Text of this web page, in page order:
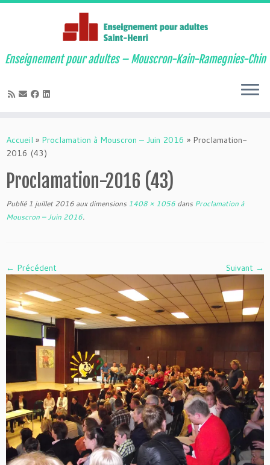
au
contenu
Enseignement pour adultes – Mouscron-Kain-Ramegnies-Chin
Accueil » Proclamation à Mouscron – Juin 2016 » Proclamation-
2016 (43)
Proclamation-2016 (43)
Publié 1 juillet 2016 aux dimensions 1408 × 1056 dans Proclamation à
Mouscron – Juin 2016.
← Précédent Suivant →